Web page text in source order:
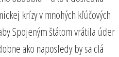
krízy v mnohých kľúčových
Spojeným štátom vrátila úder
ako naposledy by sa clá